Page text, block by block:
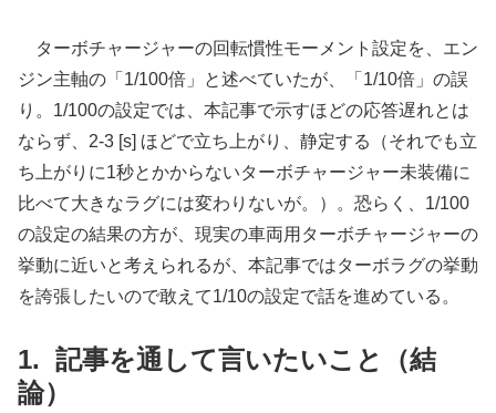
ターボチャージャーの回転慣性モーメント設定を、エン
ジン主軸の「1/100倍」と述べていたが、「1/10倍」の誤
り。1/100の設定では、本記事で示すほどの応答遅れとは
ならず、2-3 [s] ほどで立ち上がり、静定する（それでも立
ち上がりに1秒とかからないターボチャージャー未装備に
比べて大きなラグには変わりないが。）。恐らく、1/100
の設定の結果の方が、現実の車両用ターボチャージャーの
挙動に近いと考えられるが、本記事ではターボラグの挙動
を誇張したいので敢えて1/10の設定で話を進めている。
記事を通して言いたいこと（結
論）